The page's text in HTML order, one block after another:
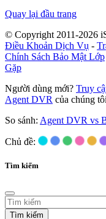
Quay lại đầu trang
© Copyright 2011-2026
Điều Khoản Dịch Vụ -
Chính Sách Bảo Mật Lớp
Gặp
Người dùng mới? Truy
Agent DVR của chúng tôi
So sánh: Agent DVR vs
Chủ đề:
Tìm kiếm
Tìm kiếm